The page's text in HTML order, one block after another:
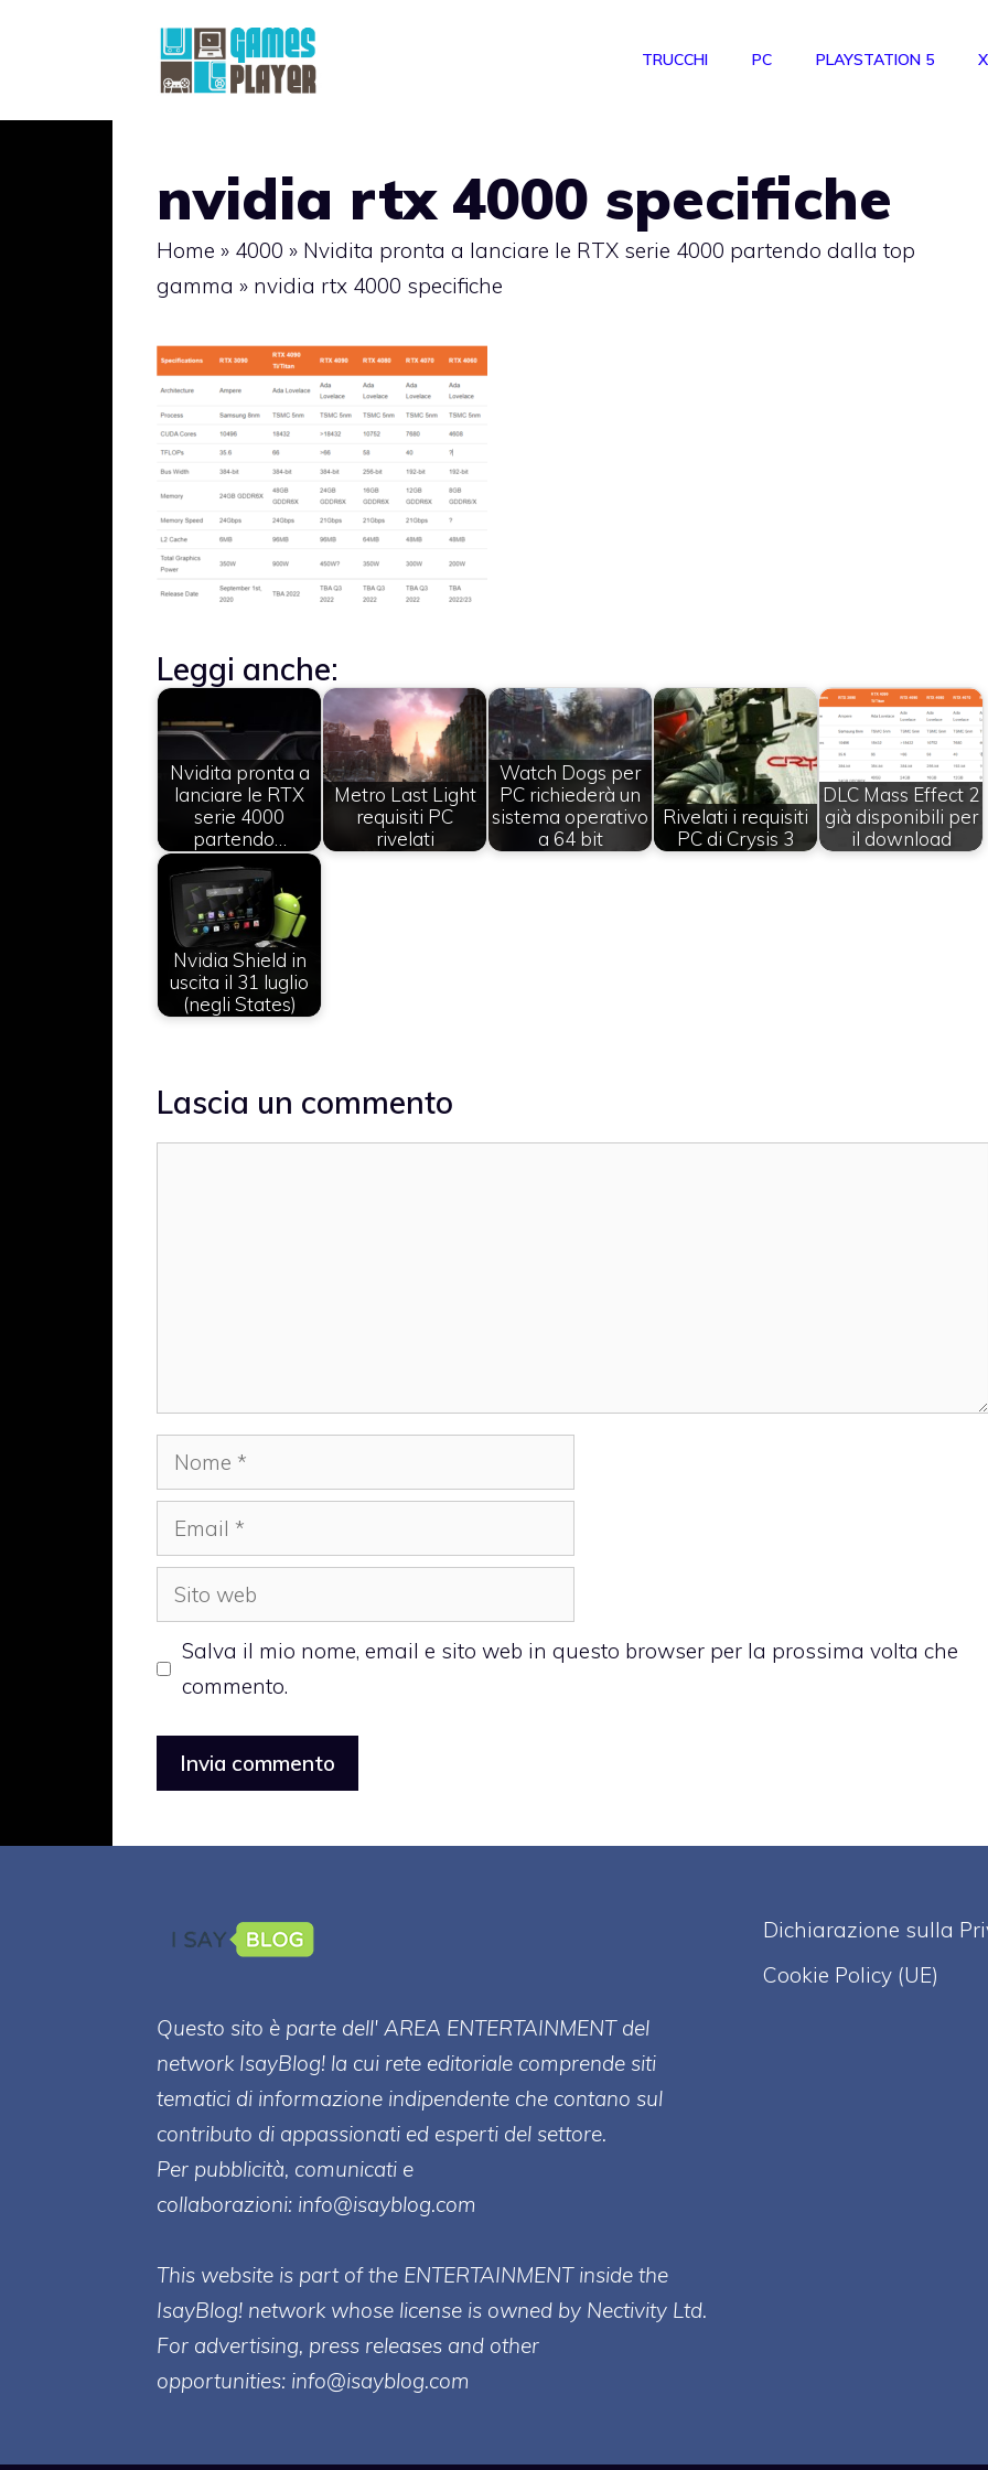
TRUCCHI PC PLAYSTATION 5
nvidia rtx 4000 specifiche
Home » 4000 » Nvidita pronta a lanciare le RTX serie 4000 partendo dalla top
gamma » nvidia rtx 4000 specifiche
Leggi anche:
Nvidita pronta a
lanciare le RTX
serie 4000
partendo…
Metro Last Light
requisiti PC
rivelati
Watch Dogs per
PC richiederà un
sistema operativo
a 64 bit
Rivelati i requisiti
PC di Crysis 3
DLC Mass Effect 2
già disponibili per
il download
Nvidia Shield in
uscita il 31 luglio
(negli States)
Lascia un commento
Nome
Email
Sito
web
Salva il mio nome, email e sito web in questo browser per la prossima volta che
commento.
Questo sito è parte dell' AREA ENTERTAINMENT del
network IsayBlog! la cui rete editoriale comprende siti
tematici di informazione indipendente che contano sul
contributo di appassionati ed esperti del settore.
Per pubblicità, comunicati e
collaborazioni: info@isayblog.com
This website is part of the ENTERTAINMENT inside the
IsayBlog! network whose license is owned by Nectivity Ltd.
For advertising, press releases and other
opportunities: info@isayblog.com
Dichiarazione sulla
Cookie Policy (UE)